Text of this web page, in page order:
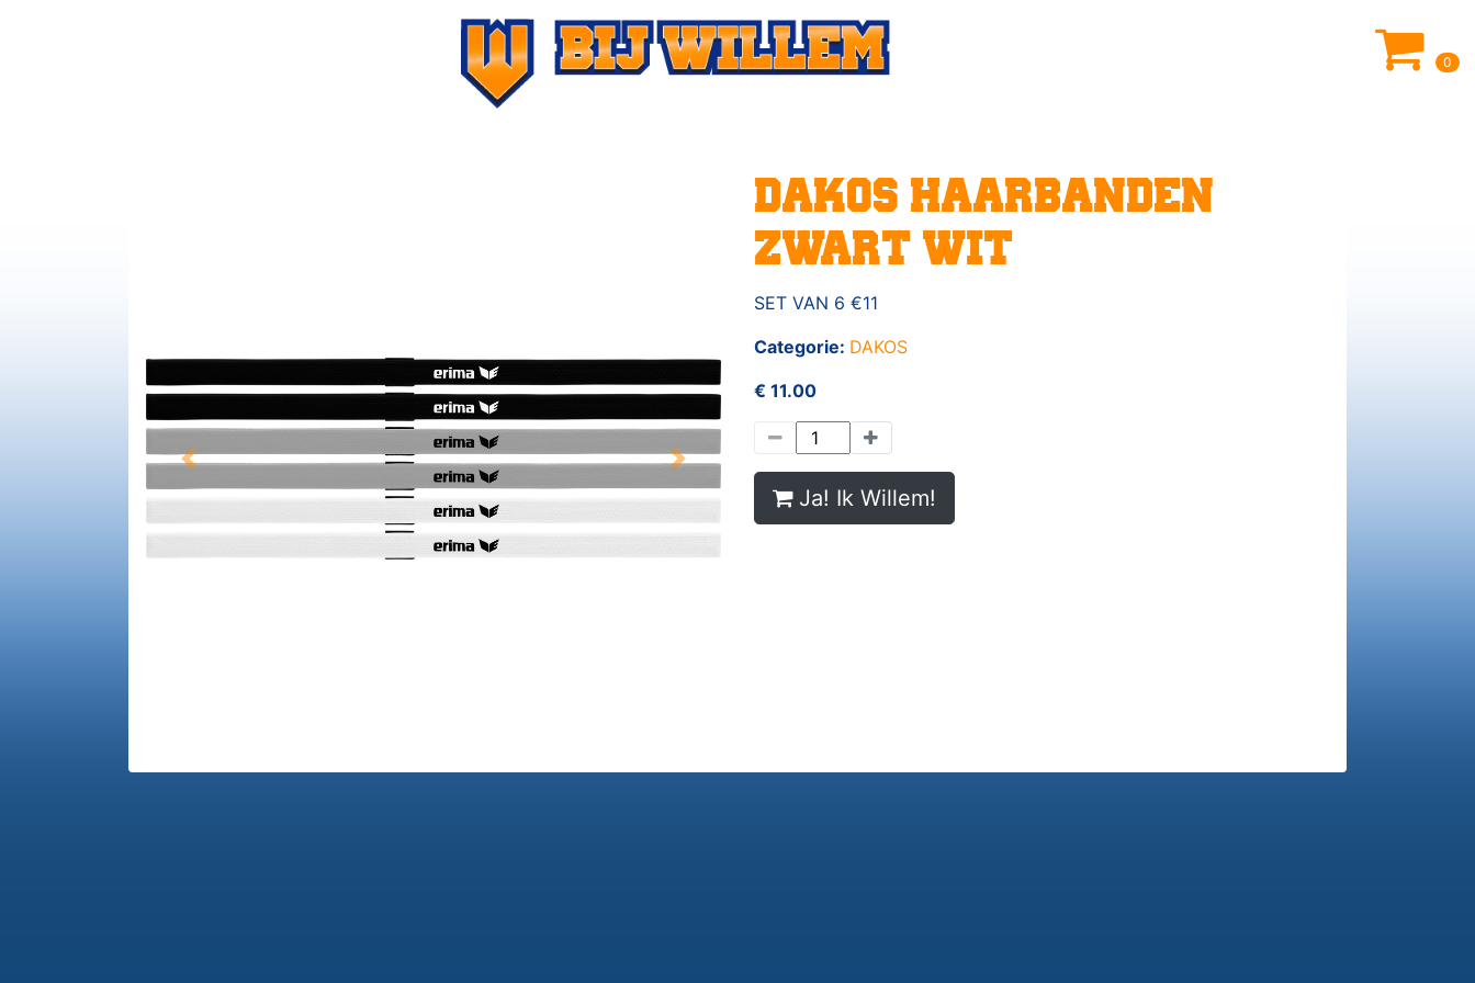
0
Previous Next
DAKOS HAARBANDEN
ZWART WIT
SET VAN 6 €11
Categorie: DAKOS
€ 11.00
Ja! Ik Willem!